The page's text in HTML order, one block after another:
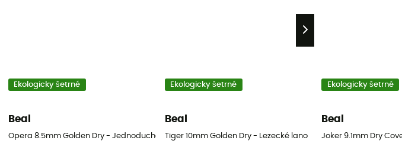
Ekologicky šetrné
Beal
Opera 8.5mm Golden Dry - Jednoduché lano
Ekologicky šetrné
Beal
Tiger 10mm Golden Dry - Lezecké lano
Ekologicky šetrné
Beal
Joker 9.1mm Dry